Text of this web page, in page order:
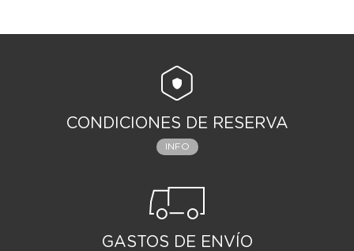
CONDICIONES DE RESERVA
INFO
GASTOS DE ENVÍO